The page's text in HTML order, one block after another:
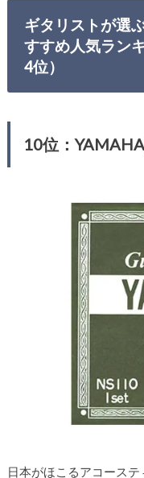
ギタリストが選
すすめ人気ラン
4位）
10位：
日本がほこるアコース